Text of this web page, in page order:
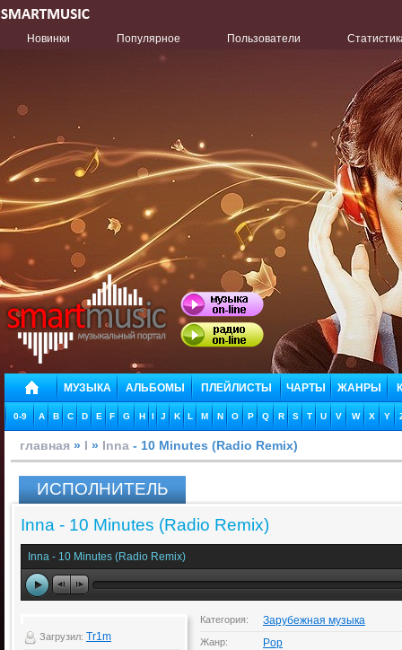
Новинки Популярное Пользователи
МУЗЫКА АЛЬБОМЫ ПЛЕЙЛИСТЫ ЧАРТЫ ЖАНРЫ
0-9 A B C D E F G H I J K L M N O P Q R S T U V W X Y
главная » I » Inna - 10 Minutes (Radio Remix)
ИСПОЛНИТЕЛЬ
Inna - 10 Minutes (Radio Remix)
Inna - 10 Minutes (Radio Remix)
Загрузил: Tr1m
Категория: Зарубежная музыка
Жанр: Pop